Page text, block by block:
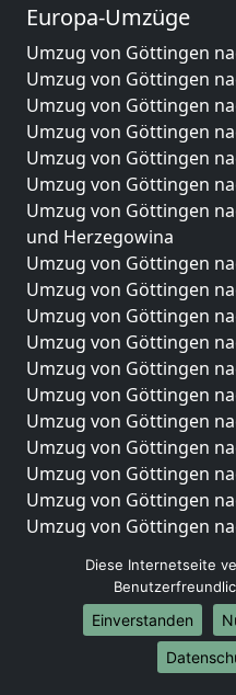
Europa-Umzüge
Umzug von Göttingen
Umzug von Göttingen
Umzug von Göttingen
Umzug von Göttingen
Umzug von Göttingen
Umzug von Göttingen
Umzug von Göttingen
und Herzegowina
Umzug von Göttingen
Umzug von Göttingen
Umzug von Göttingen
Umzug von Göttingen
Umzug von Göttingen
Umzug von Göttingen
Umzug von Göttingen
Umzug von Göttingen
Umzug von Göttingen
Umzug von Göttingen
Umzug von Göttingen
Umzug von Göttingen
Umzüge-
Umzug von Göttingen
Diese Internetseite
Einverstanden